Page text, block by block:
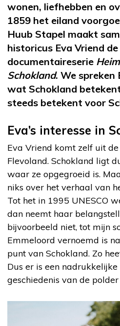
wonen, liefhebben en
1859 het eiland
Huub Stapel maakt
historicus Eva Vriend
documentaireserie
Schokland. We spreken
wat Schokland
steeds betekent voor
Eva’s interesse in
Eva Vriend komt zelf uit
Flevoland. Schokland ligt
waar ze opgegroeid is.
niks over het verhaal van
Tot het in 1995 UNESCO
dan neemt haar
bijvoorbeeld niet, tot mijn
Emmeloord vernoemd is
punt van Schokland. Zo
Dus er is een
geschiedenis van de polder